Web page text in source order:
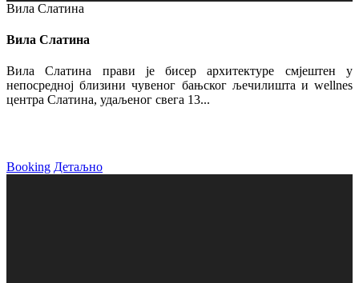
Вила Слатина
Вила Слатина
Вила Слатина прави је бисер архитектуре смјештен у
непосредној близини чувеног бањског љечилишта и wellnes
центра Слатина, удаљеног свега 13...
Booking Детаљно